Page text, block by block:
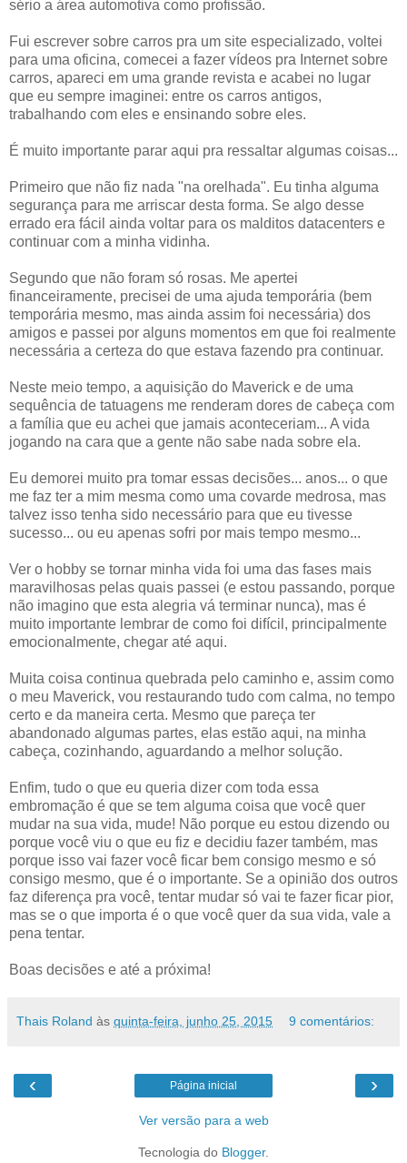
sério a área automotiva como profissão.
Fui escrever sobre carros pra um site especializado, voltei
para uma oficina, comecei a fazer vídeos pra Internet sobre
carros, apareci em uma grande revista e acabei no lugar
que eu sempre imaginei: entre os carros antigos,
trabalhando com eles e ensinando sobre eles.
É muito importante parar aqui pra ressaltar algumas coisas...
Primeiro que não fiz nada "na orelhada". Eu tinha alguma
segurança para me arriscar desta forma. Se algo desse
errado era fácil ainda voltar para os malditos datacenters e
continuar com a minha vidinha.
Segundo que não foram só rosas. Me apertei
financeiramente, precisei de uma ajuda temporária (bem
temporária mesmo, mas ainda assim foi necessária) dos
amigos e passei por alguns momentos em que foi realmente
necessária a certeza do que estava fazendo pra continuar.
Neste meio tempo, a aquisição do Maverick e de uma
sequência de tatuagens me renderam dores de cabeça com
a família que eu achei que jamais aconteceriam... A vida
jogando na cara que a gente não sabe nada sobre ela.
Eu demorei muito pra tomar essas decisões... anos... o que
me faz ter a mim mesma como uma covarde medrosa, mas
talvez isso tenha sido necessário para que eu tivesse
sucesso... ou eu apenas sofri por mais tempo mesmo...
Ver o hobby se tornar minha vida foi uma das fases mais
maravilhosas pelas quais passei (e estou passando, porque
não imagino que esta alegria vá terminar nunca), mas é
muito importante lembrar de como foi difícil, principalmente
emocionalmente, chegar até aqui.
Muita coisa continua quebrada pelo caminho e, assim como
o meu Maverick, vou restaurando tudo com calma, no tempo
certo e da maneira certa. Mesmo que pareça ter
abandonado algumas partes, elas estão aqui, na minha
cabeça, cozinhando, aguardando a melhor solução.
Enfim, tudo o que eu queria dizer com toda essa
embromação é que se tem alguma coisa que você quer
mudar na sua vida, mude! Não porque eu estou dizendo ou
porque você viu o que eu fiz e decidiu fazer também, mas
porque isso vai fazer você ficar bem consigo mesmo e só
consigo mesmo, que é o importante. Se a opinião dos outros
faz diferença pra você, tentar mudar só vai te fazer ficar pior,
mas se o que importa é o que você quer da sua vida, vale a
pena tentar.
Boas decisões e até a próxima!
Thais Roland às quinta-feira, junho 25, 2015 9 comentários:
‹ ›
Página inicial
Ver versão para a web
Tecnologia do Blogger.